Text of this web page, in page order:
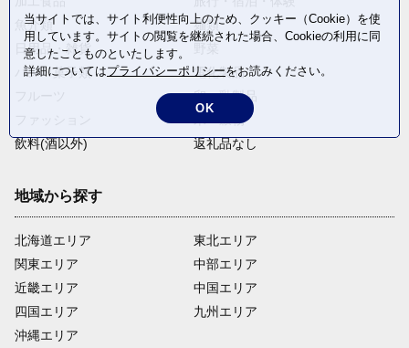
魚介類
麺類
日用品・雑貨
パン・菓子類
電化製品
卵・乳製品
米・穀物
飲料(酒以外)
返礼品なし
地域から探す
北海道エリア
関東エリア
近畿エリア
四国エリア
沖縄エリア
東北エリア
中部エリア
中国エリア
九州エリア
当サイトでは、サイト利便性向上のため、クッキー（Cookie）を使
用しています。サイトの閲覧を継続された場合、Cookieの利用に同
意したことものといたします。
詳細についてはプライバシーポリシーをお読みください。
OK